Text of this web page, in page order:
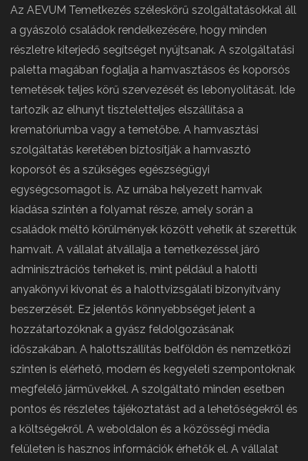
Az AEVUM Temetkezés széleskörű szolgáltatásokkal áll
a gyászoló családok rendelkezésére, hogy minden
részletre kiterjedő segítséget nyújtsanak. A szolgáltatási
paletta magában foglalja a hamvasztásos és koporsós
temetések teljes körű szervezését és lebonyolítását. Ide
tartozik az elhunyt tiszteletteljes elszállítása a
krematóriumba vagy a temetőbe. A hamvasztási
szolgáltatás keretében biztosítják a hamvasztó
koporsót és a szükséges egészségügyi
egységcsomagot is. Az urnába helyezett hamvak
kiadása szintén a folyamat része, amely során a
családok méltó körülmények között vehetik át szerettük
hamvait. A vállalat átvállalja a temetkezéssel járó
adminisztrációs terheket is, mint például a halotti
anyakönyvi kivonat és a halottvizsgálati bizonyítvány
beszerzését. Ez jelentős könnyebbséget jelent a
hozzátartozóknak a gyász feldolgozásának
időszakában. A halottszállítás belföldön és nemzetközi
szinten is elérhető, modern és kegyeleti szempontoknak
megfelelő járművekkel. A szolgáltató minden esetben
pontos és részletes tájékoztatást ad a lehetőségekről és
a költségekről. A weboldalon és a közösségi média
felületen is hasznos információk érhetők el. A vállalat